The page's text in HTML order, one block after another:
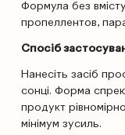
Формула без
пропеллентов,
Спосіб
Нанесіть засіб
сонці. Форма
продукт
мінімум зусиль.